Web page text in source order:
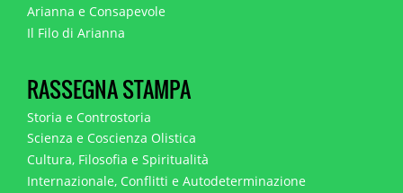
Arianna e Consapevole
Il Filo di Arianna
RASSEGNA STAMPA
Storia e Controstoria
Scienza e Coscienza Olistica
Cultura, Filosofia e Spiritualità
Internazionale, Conflitti e Autodeterminazione